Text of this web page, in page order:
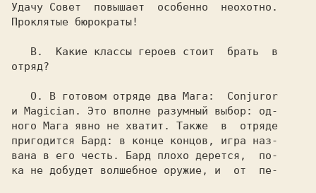
Удачу Совет  повышает  особенно  неохотно.
Проклятые бюрократы!
   В.
Какие классы героев стоит  брать  в
отряд?
   О.
В готовом отряде два Мага:  Conjuror
и Magician. Это вполне разумный выбор: од-
ного Мага явно не хватит. Также  в  отряде
пригодится Бард: в конце концов, игра наз-
вана в его честь. Бард плохо дерется,  по-
ка не добудет волшебное оружие, и  от  пе-